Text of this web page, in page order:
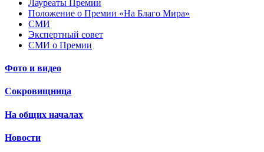
Лауреаты Премии
Положение о Премии «На Благо Мира»
СМИ
Экспертный совет
СМИ о Премии
Фото и видео
Сокровищница
На общих началах
Новости